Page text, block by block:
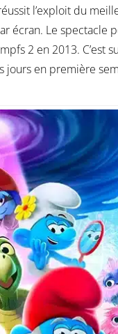
l’exploit du
écran. Le spectacle
2 en 2013. C’est
en première